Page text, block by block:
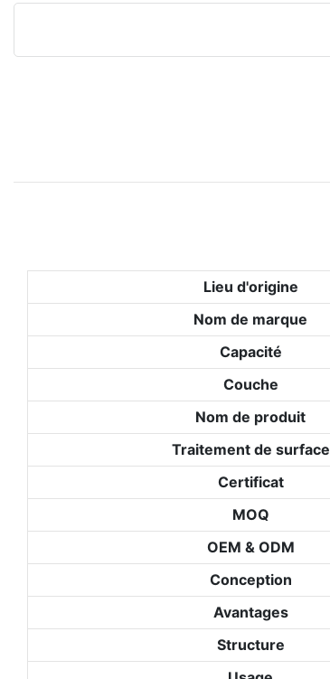
Lieu d'origine
Nom de marque
Capacité
Couche
Nom de produit
Traitement de surface
Certificat
MOQ
OEM & ODM
Conception
Avantages
Structure